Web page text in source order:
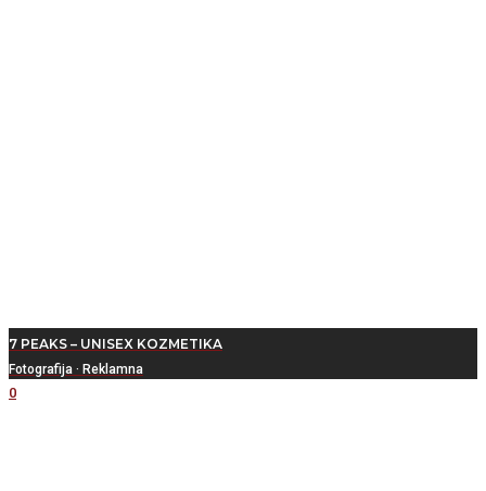
7 PEAKS – UNISEX KOZMETIKA
Fotografija · Reklamna
0